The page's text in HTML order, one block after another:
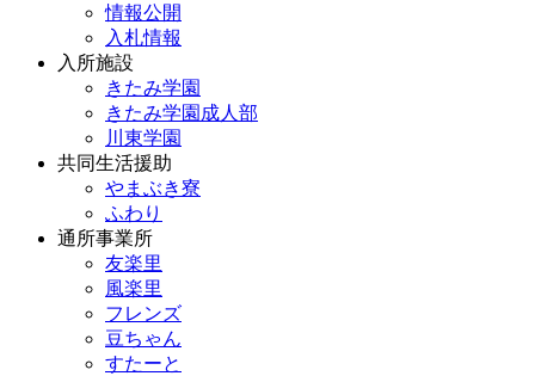
情報公開
入札情報
入所施設
きたみ学園
きたみ学園成人部
川東学園
共同生活援助
やまぶき寮
ふわり
通所事業所
友楽里
風楽里
フレンズ
豆ちゃん
すたーと